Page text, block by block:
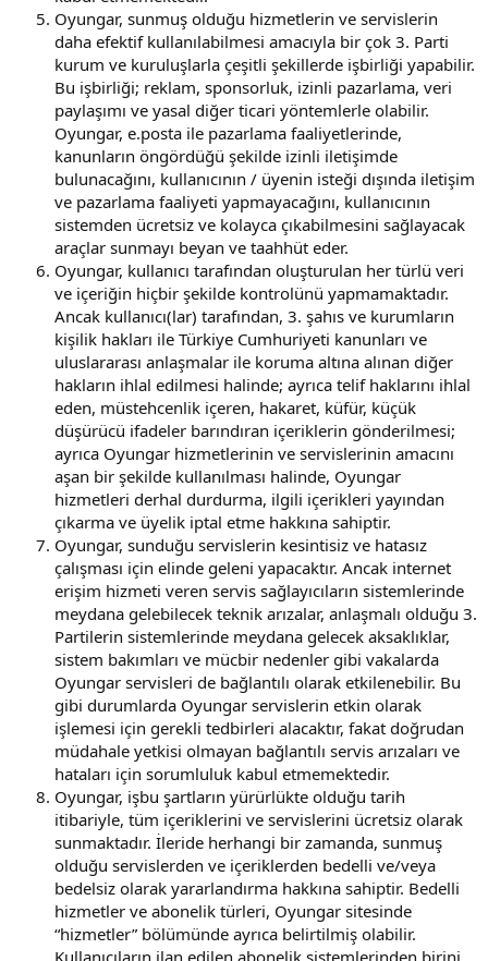
Oyungar, sunmuş olduğu hizmetlerin ve servislerin
daha efektif kullanılabilmesi amacıyla bir çok 3. Parti
kurum ve kuruluşlarla çeşitli şekillerde işbirliği yapabilir.
Bu işbirliği; reklam, sponsorluk, izinli pazarlama, veri
paylaşımı ve yasal diğer ticari yöntemlerle olabilir.
Oyungar, e.posta ile pazarlama faaliyetlerinde,
kanunların öngördüğü şekilde izinli iletişimde
bulunacağını, kullanıcının / üyenin isteği dışında iletişim
ve pazarlama faaliyeti yapmayacağını, kullanıcının
sistemden ücretsiz ve kolayca çıkabilmesini sağlayacak
araçlar sunmayı beyan ve taahhüt eder.
Oyungar, kullanıcı tarafından oluşturulan her türlü veri
ve içeriğin hiçbir şekilde kontrolünü yapmamaktadır.
Ancak kullanıcı(lar) tarafından, 3. şahıs ve kurumların
kişilik hakları ile Türkiye Cumhuriyeti kanunları ve
uluslararası anlaşmalar ile koruma altına alınan diğer
hakların ihlal edilmesi halinde; ayrıca telif haklarını ihlal
eden, müstehcenlik içeren, hakaret, küfür, küçük
düşürücü ifadeler barındıran içeriklerin gönderilmesi;
ayrıca Oyungar hizmetlerinin ve servislerinin amacını
aşan bir şekilde kullanılması halinde, Oyungar
hizmetleri derhal durdurma, ilgili içerikleri yayından
çıkarma ve üyelik iptal etme hakkına sahiptir.
Oyungar, sunduğu servislerin kesintisiz ve hatasız
çalışması için elinde geleni yapacaktır. Ancak internet
erişim hizmeti veren servis sağlayıcıların sistemlerinde
meydana gelebilecek teknik arızalar, anlaşmalı olduğu 3.
Partilerin sistemlerinde meydana gelecek aksaklıklar,
sistem bakımları ve mücbir nedenler gibi vakalarda
Oyungar servisleri de bağlantılı olarak etkilenebilir. Bu
gibi durumlarda Oyungar servislerin etkin olarak
işlemesi için gerekli tedbirleri alacaktır, fakat doğrudan
müdahale yetkisi olmayan bağlantılı servis arızaları ve
hataları için sorumluluk kabul etmemektedir.
Oyungar, işbu şartların yürürlükte olduğu tarih
itibariyle, tüm içeriklerini ve servislerini ücretsiz olarak
sunmaktadır. İleride herhangi bir zamanda, sunmuş
olduğu servislerden ve içeriklerden bedelli ve/veya
bedelsiz olarak yararlandırma hakkına sahiptir. Bedelli
hizmetler ve abonelik türleri, Oyungar sitesinde
“hizmetler” bölümünde ayrıca belirtilmiş olabilir.
Kullanıcıların ilan edilen abonelik sistemlerinden birini